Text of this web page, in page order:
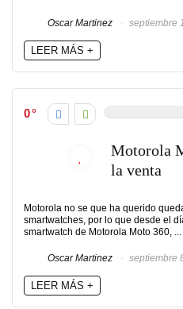
Oscar Martinez septiembre
LEER MÁS +
0
Motorola
la venta
Motorola no se que ha querido
smartwatches, por lo que desde el
smartwatch de Motorola Moto 360, ...
Oscar Martinez septiembre
LEER MÁS +